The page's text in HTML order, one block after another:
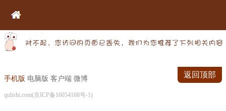
手机版 电脑版 客户端 微博
qulishi.com(京ICP备16054168号-1)
返回顶部